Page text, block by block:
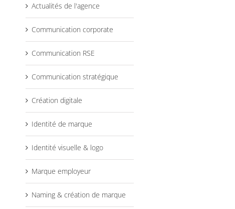
Actualités de l'agence
Communication corporate
Communication RSE
Communication stratégique
Création digitale
Identité de marque
Identité visuelle & logo
Marque employeur
Naming & création de marque